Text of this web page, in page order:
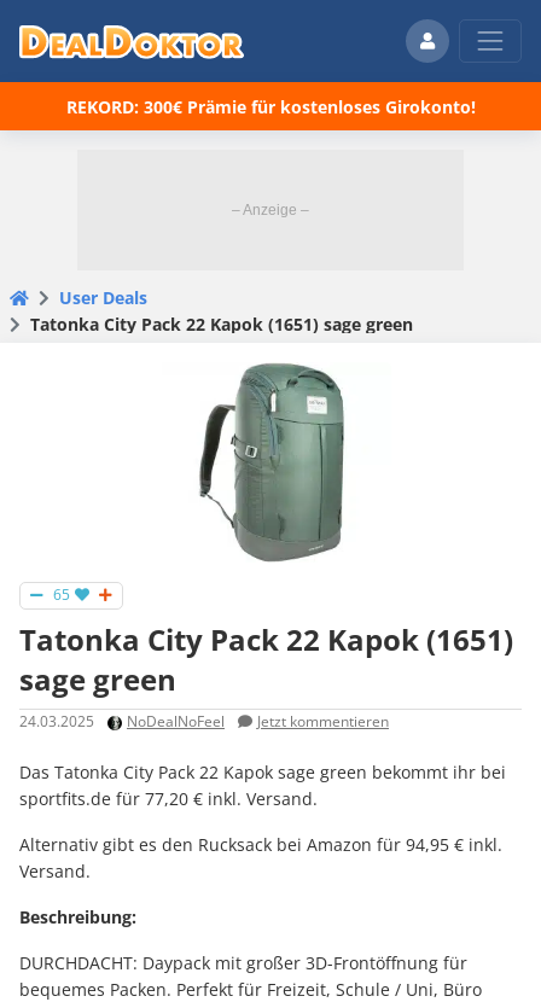
REKORD: 300€ Prämie für kostenloses Girokonto!
User Deals
Tatonka City Pack 22 Kapok (1651) sage green
65
Tatonka City Pack 22 Kapok (1651)
sage green
24.03.2025 NoDealNoFeel Jetzt kommentieren
Das Tatonka City Pack 22 Kapok sage green bekommt ihr bei
sportfits.de für 77,20 € inkl. Versand.
Alternativ gibt es den Rucksack bei Amazon für 94,95 € inkl.
Versand.
Beschreibung:
DURCHDACHT: Daypack mit großer 3D-Frontöffnung für
bequemes Packen. Perfekt für Freizeit, Schule / Uni, Büro